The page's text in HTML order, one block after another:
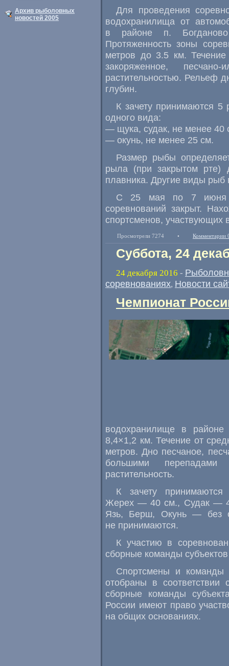
Архив рыболовных
новостей 2005
Для проведения
водохранилища от
в районе п. Богданово
Протяженность зоны
метров до 3.5 км.
закоряженное,
песчано-
растительностью. Рельеф
глубин.
К зачету принимаются
одного вида:
— щука, судак, не менее 40
— окунь, не менее 25 см.
Размер рыбы
рыла
(при закрытом рте)
плавника. Другие виды рыб
С 25 мая по 7 июня
соревнований закрыт.
спортсменов, участвующих
Просмотрели 7274 • Комментарии
Суббота, 24
24 декабря 2016 -
соревнованиях, Новости
Чемпионат
водохранилище в районе
8,4×1,2 км. Течение от
метров. Дно песчаное,
большими
растительность.
К зачету
Жерех — 40 см., Судак —
Язь, Берш,
Окунь — без
не принимаются.
К участию в
сборные команды
Спортсмены и команды
отобраны в
сборные команды
России имеют право
на общих основаниях.